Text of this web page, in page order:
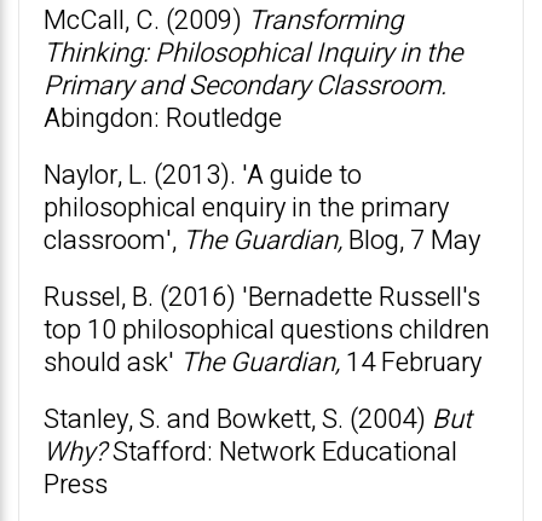
McCall, C. (2009) Transforming
Thinking: Philosophical Inquiry in the
Primary and Secondary Classroom.
Abingdon: Routledge
Naylor, L. (2013). 'A guide to
philosophical enquiry in the primary
classroom', The Guardian,Blog, 7 May
Russel, B. (2016) 'Bernadette Russell's
top 10 philosophical questions children
should ask' The Guardian,14 February
Stanley, S. and Bowkett, S. (2004) But
Why?Stafford: Network Educational
Press